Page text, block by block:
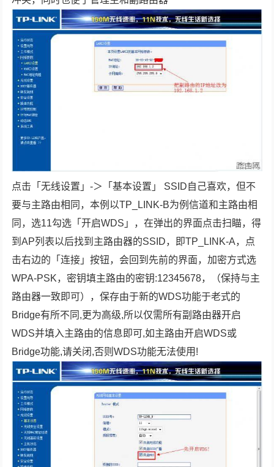
点击「无线设置」-＞「基本设置」 SSID自己喜欢，但不
要与主路由相同，本例以TP_LINK-B为例信道和主路由相
同，选11勾选「开启WDS」，在弹出的界面点击扫瞄，得
到AP列表以后找到主路由器的SSID，即TP_LINK-A，点
击右边的「连接」按钮，会回到先前的界面，加密方式选
WPA-PSK，密钥填主路由的密钥:12345678，（保持与主
路由器一致即可），保存由于新的WDS功能于老式的
Bridge有所不同,更为高级,所以仅需所有副路由器开启
WDS并填入主路由的信息即可,如主路由开启WDS或
Bridge功能,请关闭,否则WDS功能无法使用!